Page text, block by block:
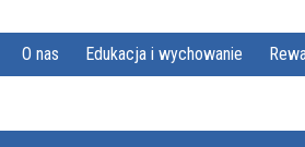
O nas Edukacja i wychowanie